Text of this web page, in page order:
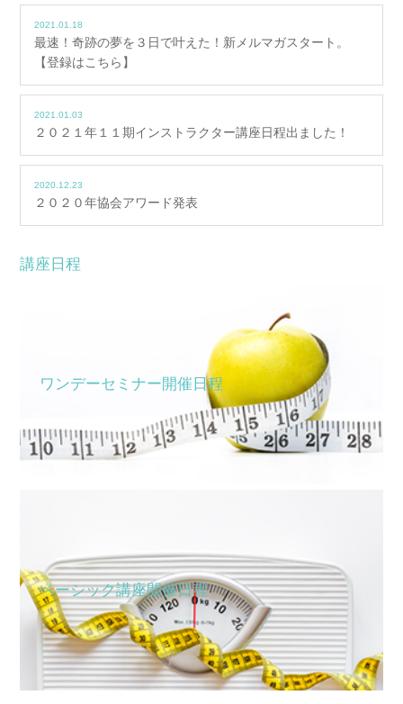
2021.01.18
最速！奇跡の夢を３日で叶えた！新メルマガスタート。
【登録はこちら】
2021.01.03
２０２１年１１期インストラクター講座日程出ました！
2020.12.23
２０２０年協会アワード発表
講座日程
ワンデーセミナー開催日程
ベーシック講座開催日程